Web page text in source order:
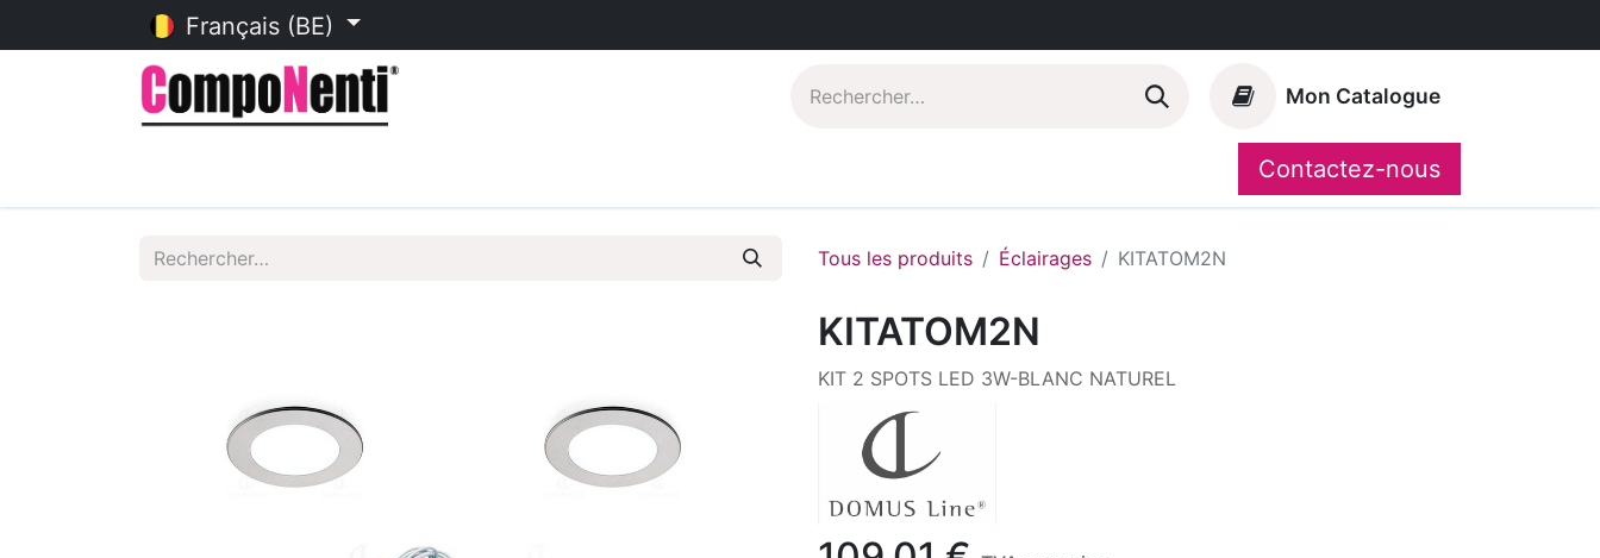
Français (BE)
Mon Catalogue
CompoShop
Contactez-nous
Tous les produits Éclairages KITATOM2N
KITATOM2N
KIT 2 SPOTS LED 3W-BLANC NATUREL